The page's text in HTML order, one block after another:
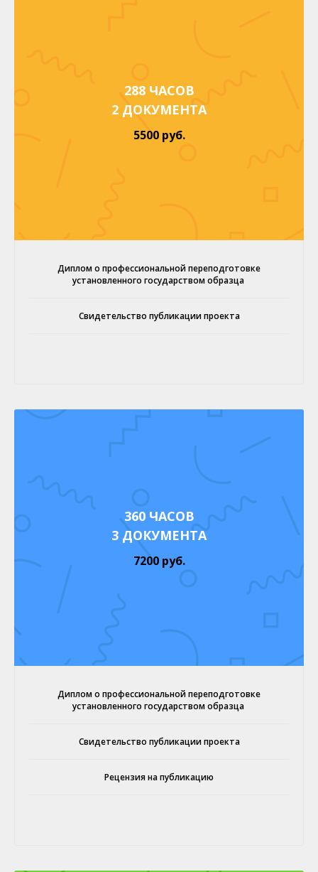
288 ЧАСОВ
2 ДОКУМЕНТА
5500 руб.
Диплом о профессиональной переподготовке
установленного государством образца
Свидетельство публикации проекта
360 ЧАСОВ
3 ДОКУМЕНТА
7200 руб.
Диплом о профессиональной переподготовке
установленного государством образца
Свидетельство публикации проекта
Рецензия на публикацию